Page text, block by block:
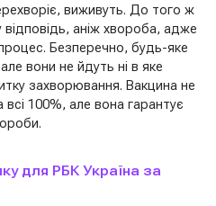
виживуть. До того ж
аніж хвороба, адже
Безперечно, будь-яке
вони не йдуть ні в яке
захворювання. Вакцина не
100%, але вона гарантує
для РБК Україна за